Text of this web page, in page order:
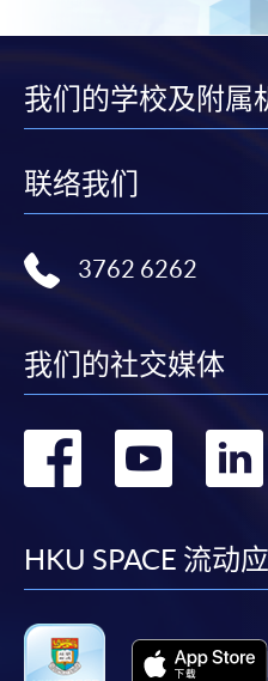
我们的学校及附属
联络我们
3762 6262
我们的社交媒体
转
转
HKU SPACE 流动